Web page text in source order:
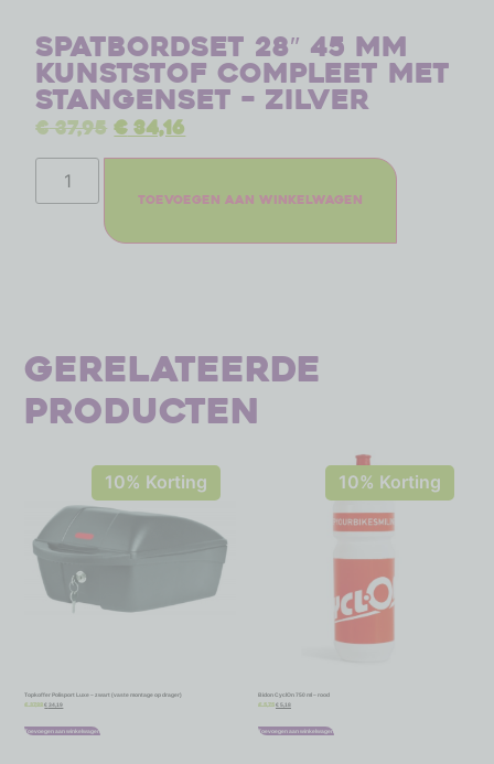
Spatbordset 28″ 45 mm
kunststof compleet met
stangenset – zilver
€37,95 €34,16
Toevoegen aan winkelwagen
Gerelateerde
producten
10% Korting
Topkoffer Polisport Luxe – zwart (vaste montage op drager)
€37,99 € 34,19
Toevoegen aan winkelwagen
10% Korting
Bidon CyclOn 750 ml – rood
€ 5,75 € 5,18
Toevoegen aan winkelwagen